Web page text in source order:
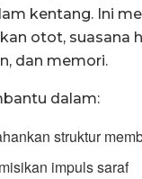
kentang. Ini
otot, suasana
dan memori.
dalam:
struktur
impuls saraf